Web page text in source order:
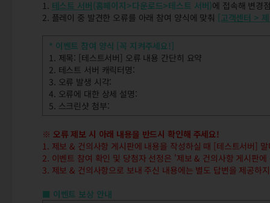
1. 테스트 서버(홈페이지>다운로드>테스트 서버)에 접속해 변경
2. 플레이 중 발견한 오류를 아래 참여 양식에 맞춰 [고객센터 >
* 이벤트 참여 양식 [꼭 지켜주세요!]
1. 제목: [테스트서버] 오류 내용 간단히 요약
2. 테스트 서버 캐릭터명:
3. 오류 발생 시각:
4. 오류에 대한 상세 설명:
5. 스크린샷 첨부:
※ 오류 제보 시 아래 내용을 반드시 확인해 주세요!
1. 제보 & 건의사항 게시판에 내용을 작성하실 때 [테스트서버]
2. 이벤트 참여 확인 및 당첨자 선정은 '제보 & 건의사항 게시판
3. 제보 & 건의사항으로 보내 주신 내용에는 별도 답변을 제공하
■ 이벤트 보상 안내